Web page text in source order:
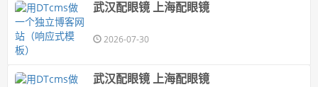
武汉配眼镜 上海配眼镜
2026-07-30
武汉配眼镜 上海配眼镜